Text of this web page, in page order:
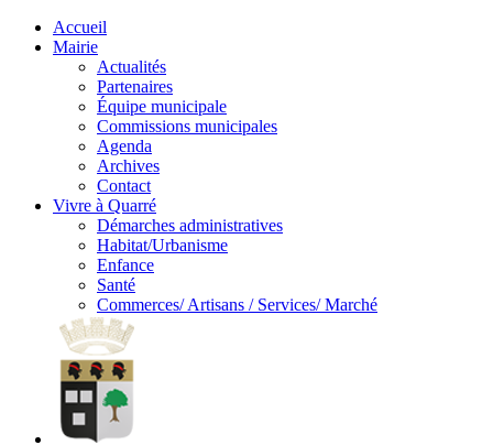
Accueil
Mairie
Actualités
Partenaires
Équipe municipale
Commissions municipales
Agenda
Archives
Contact
Vivre à Quarré
Démarches administratives
Habitat/Urbanisme
Enfance
Santé
Commerces/ Artisans / Services/ Marché